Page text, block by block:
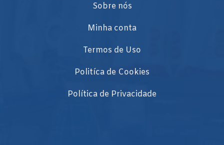
Sobre nós
Minha conta
Termos de Uso
Politíca de Cookies
Política de Privacidade